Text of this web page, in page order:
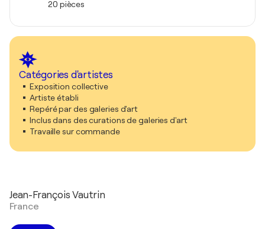
20 pièces
Catégories d'artistes
Exposition collective
Artiste établi
Repéré par des galeries d'art
Inclus dans des curations de galeries d'art
Travaille sur commande
Jean-François Vautrin
France